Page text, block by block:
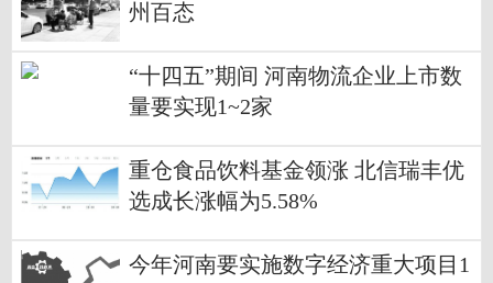
州百态
“十四五”期间 河南物流企业上市数
量要实现1~2家
重仓食品饮料基金领涨 北信瑞丰优
选成长涨幅为5.58%
今年河南要实施数字经济重大项目1